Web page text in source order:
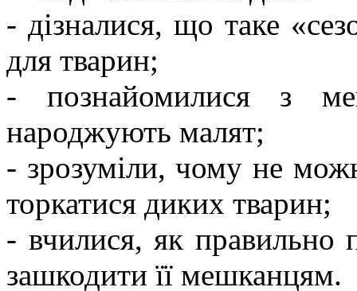
- дізналися, що таке
для тварин;
- познайомилися з
народжують малят;
- зрозуміли, чому не
торкатися диких тварин;
- вчилися, як правильно
зашкодити її мешканцям.